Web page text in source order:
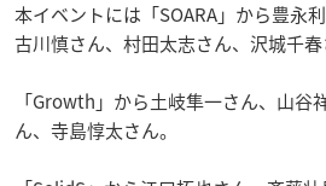
本イベントには「SOARA」から豊永
古川慎さん、村田太志さん、沢城千春
「Growth」から土岐隼一さん、山谷
ん、寺島惇太さん。